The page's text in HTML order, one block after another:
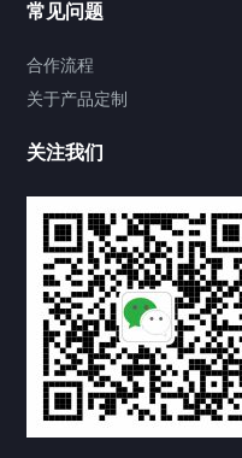
常见问题
合作流程
关于产品定制
关注我们